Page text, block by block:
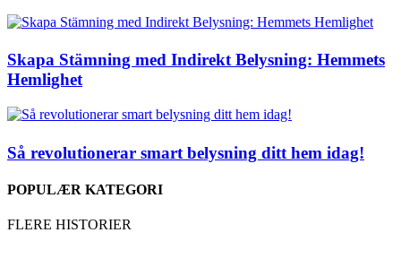
Skapa Stämning med Indirekt Belysning: Hemmets
Hemlighet
Så revolutionerar smart belysning ditt hem idag!
POPULÆR KATEGORI
FLERE HISTORIER